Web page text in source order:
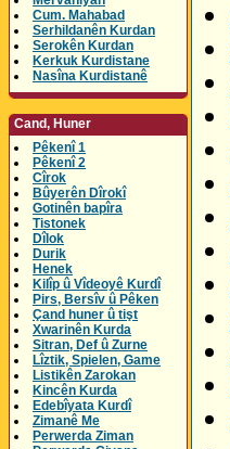
Cum. Mahabad
Serhildanên Kurdan
Serokên Kurdan
Kerkuk Kurdistane
Nasîna Kurdistanê
Cand, Huner
Pêkenî 1
Pêkenî 2
Cîrok
Bûyerên Dîrokî
Gotinên bapîra
Tistonek
Dîlok
Durik
Henek
Kilîp û Vîdeoyê Kurdî
Pirs, Bersîv û Pêken
Çand huner û tişt
Xwarinên Kurda
Sitran, Def û Zurne
Lîztik, Spielen, Game
Listikên Zarokan
Kincên Kurda
Edebîyata Kurdî
Zimanê Me
Perwerda Ziman